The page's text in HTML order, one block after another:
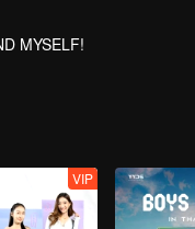
MYSELF!
VIP